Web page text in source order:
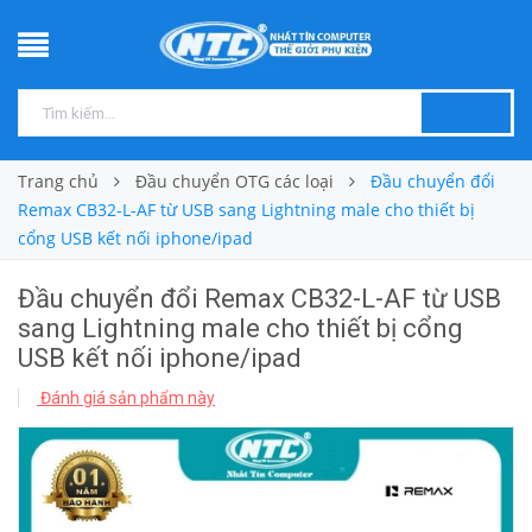
Trang chủ Đầu chuyển OTG các loại
Đầu chuyển đổi
Remax CB32-L-AF từ USB sang Lightning male cho thiết bị
cổng USB kết nối iphone/ipad
Đầu chuyển đổi Remax CB32-L-AF từ USB
sang Lightning male cho thiết bị cổng
USB kết nối iphone/ipad
Đánh giá sản phẩm này